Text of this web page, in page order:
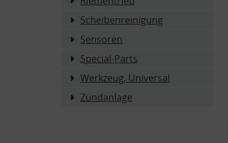
Scheibenreinigung
Sensoren
Special-Parts
Werkzeug, Universal
Zündanlage